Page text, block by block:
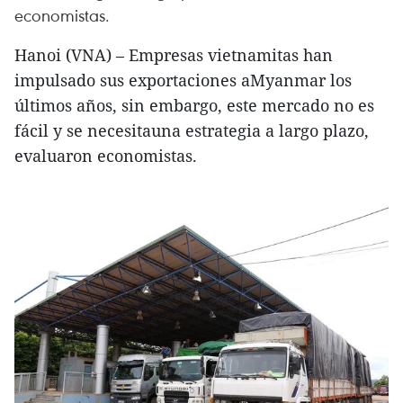
economistas.
Hanoi (VNA) – Empresas vietnamitas han
impulsado sus exportaciones aMyanmar los
últimos años, sin embargo, este mercado no es
fácil y se necesitauna estrategia a largo plazo,
evaluaron economistas.